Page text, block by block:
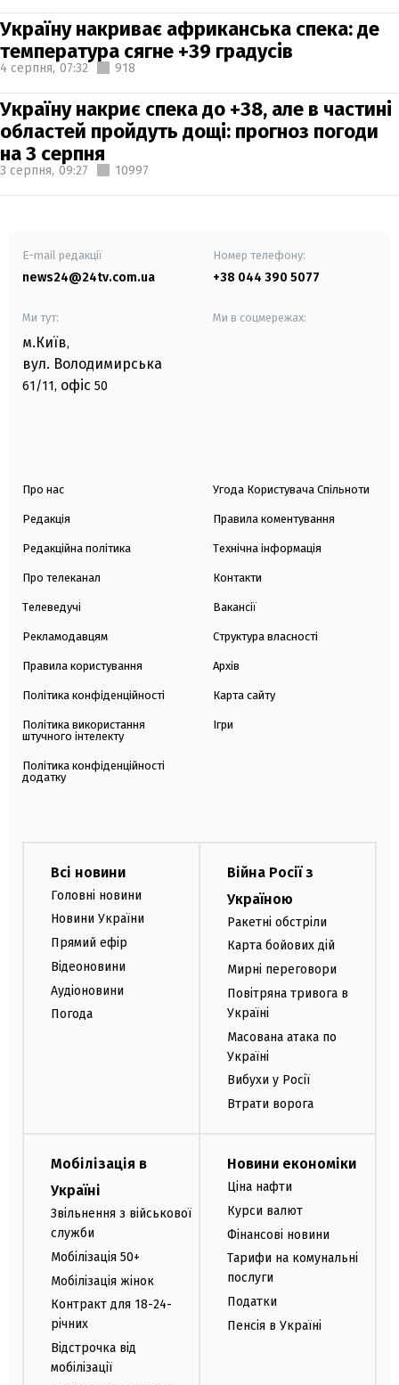
Україну накриває африканська спека: де
температура сягне +39 градусів
4 серпня, 07:32 918
Україну накриє спека до +38, але в частині
областей пройдуть дощі: прогноз погоди
на 3 серпня
3 серпня, 09:27 10997
E-mail редакції
news24@24tv.com.ua
Номер телефону:
+38 044 390 5077
Ми тут:
м.Київ,
вул. Володимирська
61/11, офіс 50
Ми в соцмережах:
Про нас
Редакція
Редакційна політика
Про телеканал
Телеведучі
Рекламодавцям
Правила користування
Політика конфіденційності
Політика використання
штучного інтелекту
Політика конфіденційності
додатку
Угода Користувача Спільноти
Правила коментування
Технічна інформація
Контакти
Вакансії
Структура власності
Архів
Карта сайту
Ігри
Всі новини
Головні новини
Новини України
Прямий ефір
Відеоновини
Аудіоновини
Погода
Війна Росії з
Україною
Ракетні обстріли
Карта бойових дій
Мирні переговори
Повітряна тривога в
Україні
Масована атака по
Україні
Вибухи у Росії
Втрати ворога
Мобілізація в
Україні
Звільнення з військової
служби
Мобілізація 50+
Мобілізація жінок
Контракт для 18-24-
річних
Відстрочка від
мобілізації
Новини економіки
Ціна нафти
Курси валют
Фінансові новини
Тарифи на комунальні
послуги
Податки
Пенсія в Україні